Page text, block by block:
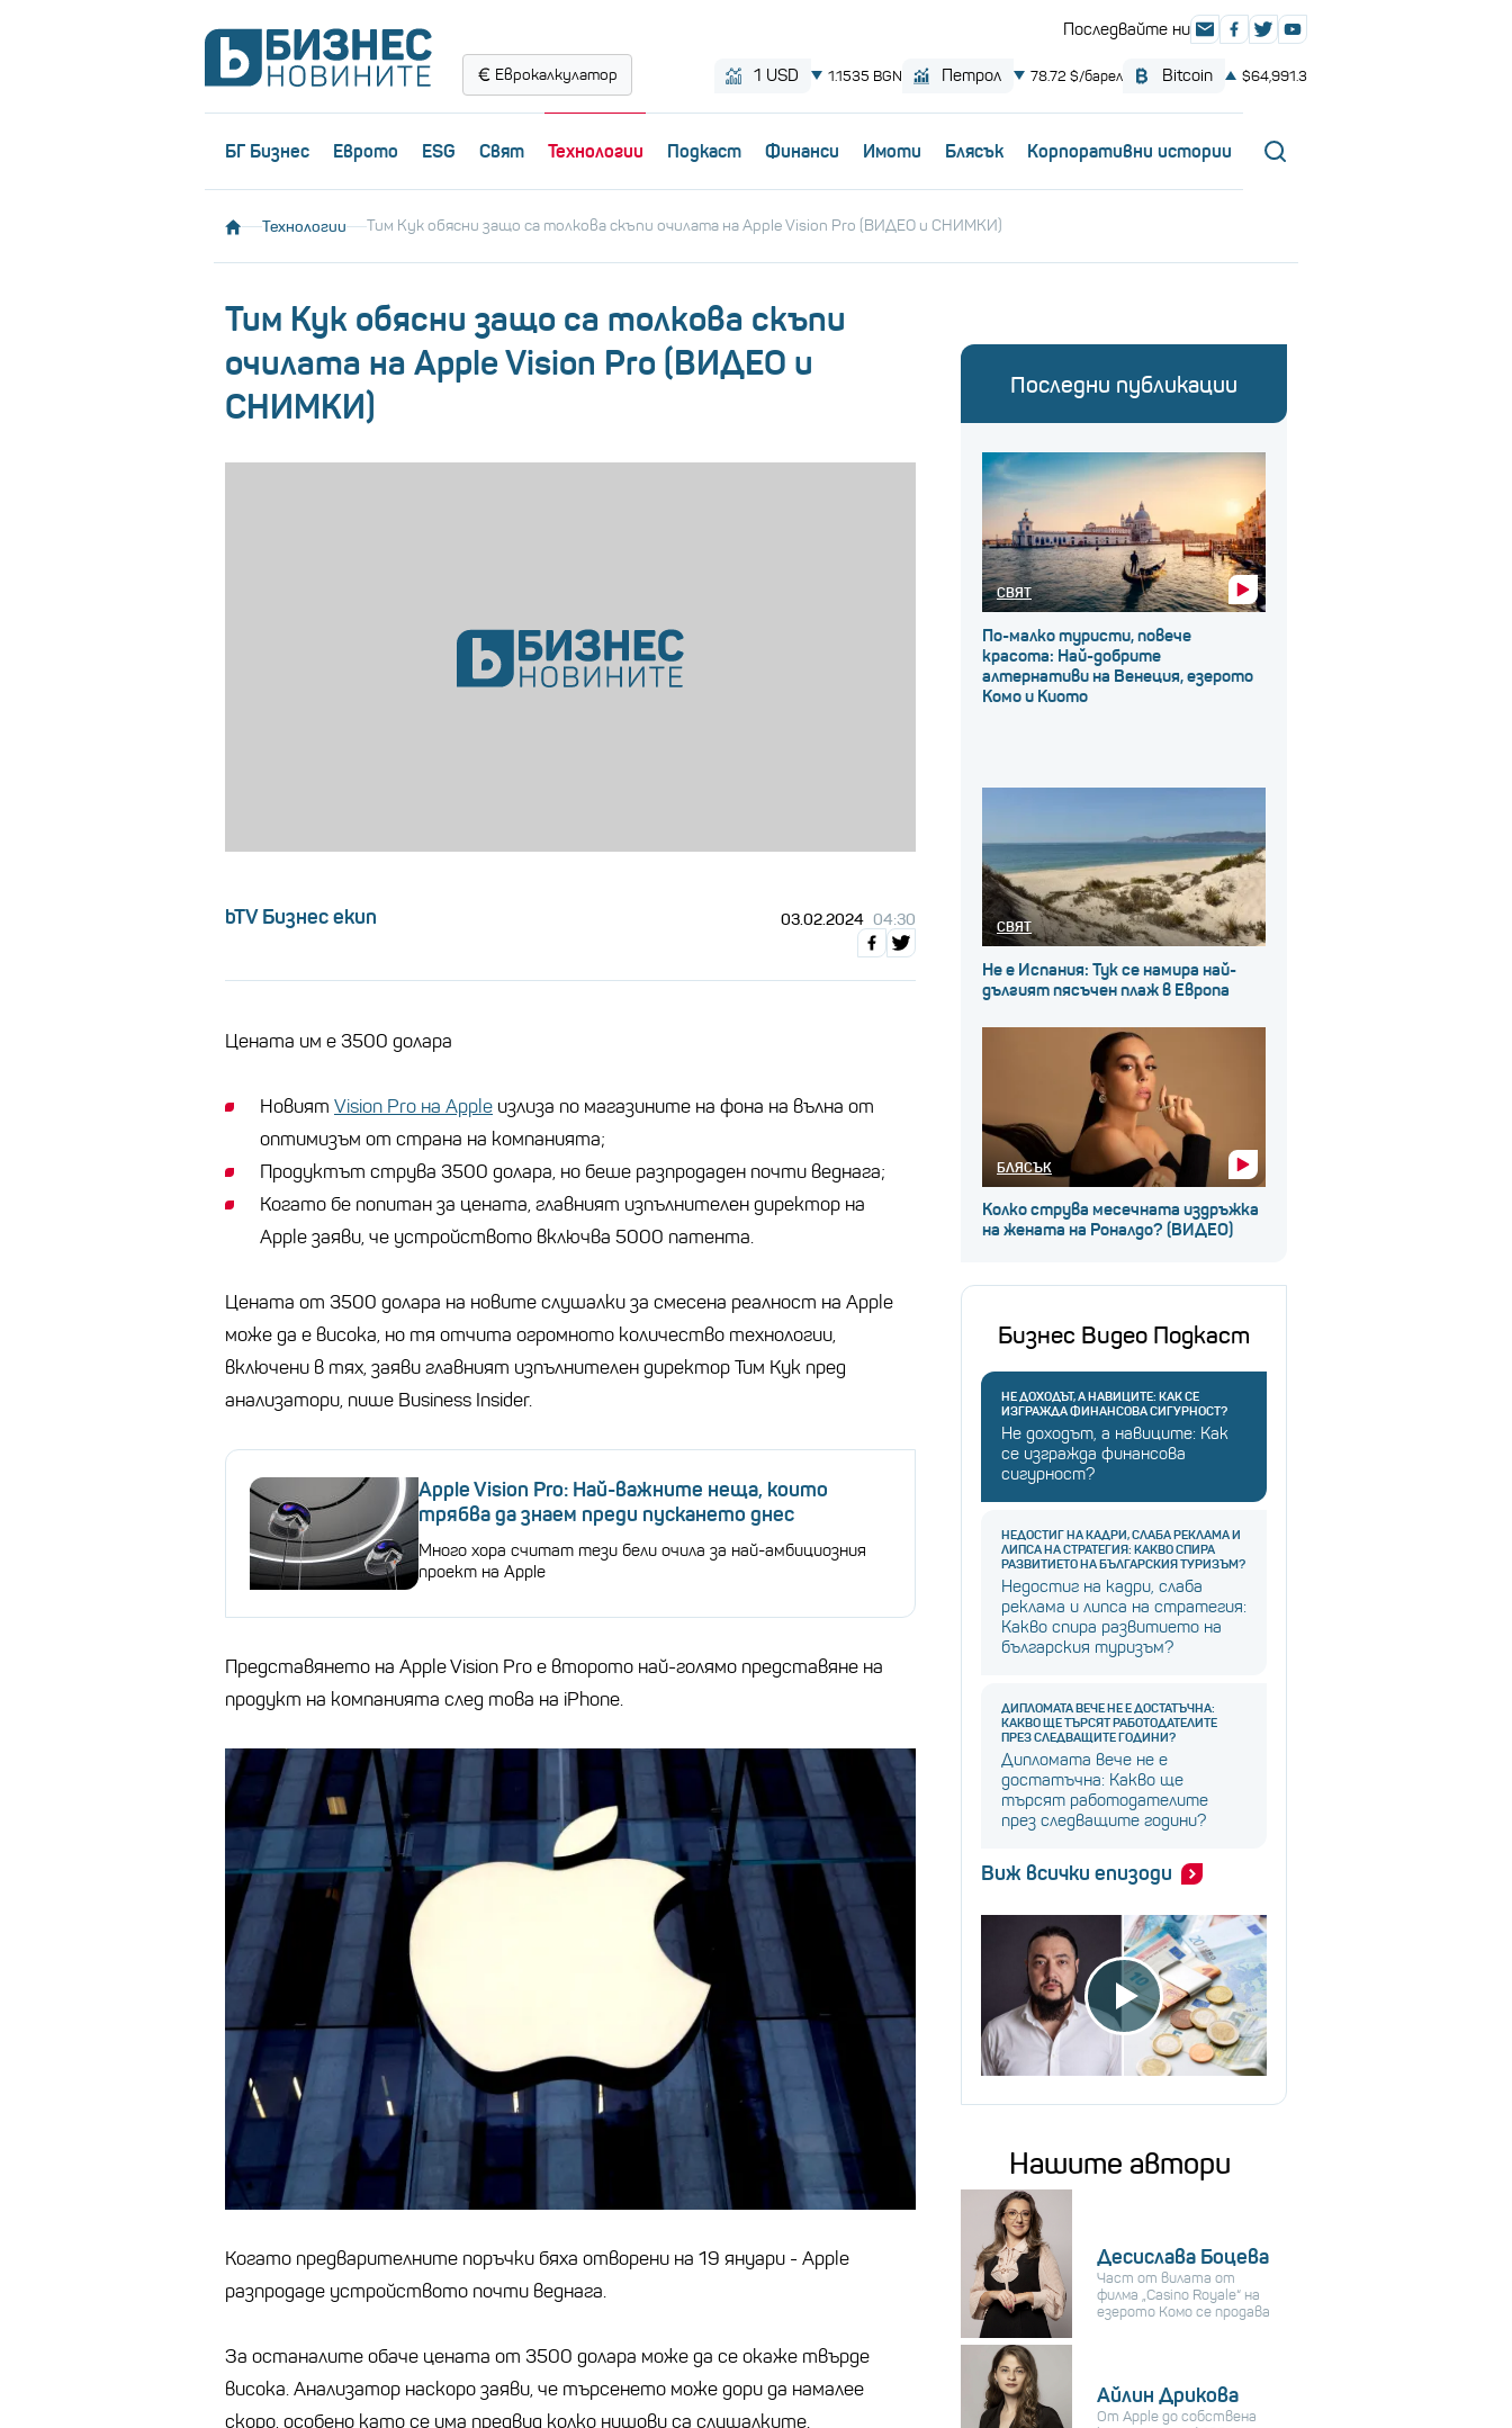
Еврокалкулатор
БГ Бизнес Еврото ESG Свят Технологии Пoдкаст Финанси Имоти Блясък Корпоративни истории
Технологии Тим Кук обясни защо са толкова скъпи очилата на Apple Vision Pro (ВИДЕО и СНИМКИ)
Тим Кук обясни защо са толкова скъпи
очилата на Apple Vision Pro (ВИДЕО и
СНИМКИ)
bTV Бизнес екип 03.02.2024 04:30
Цената им е 3500 долара
Новият Vision Pro на Apple излиза по магазините на фона на вълна от
оптимизъм от страна на компанията;
Продуктът струва 3500 долара, но беше разпродаден почти веднага;
Когато бе попитан за цената, главният изпълнителен директор на
Apple заяви, че устройството включва 5000 патента.
Цената от 3500 долара на новите слушалки за смесена реалност на Apple
може да е висока, но тя отчита огромното количество технологии,
включени в тях, заяви главният изпълнителен директор Тим Кук пред
анализатори, пише Business Insider.
Apple Vision Pro: Най-важните неща, които
трябва да знаем преди пускането днес
Много хора считат тези бели очила за най-амбициозния
проект на Apple
Представянето на Apple Vision Pro е второто най-голямо представяне на
продукт на компанията след това на iPhone.
Kогато предварителните поръчки бяха отворени на 19 януари - Apple
разпродаде устройството почти веднага.
За останалите обаче цената от 3500 долара може да се окаже твърде
висока. Aнализатор наскоро заяви, че търсенето може дори да намалее
скоро, особено като се има предвид колко нишови са слушалките.
Последни публикации
СВЯТ
По-малко туристи, повече
красота: Най-добрите
алтернативи на Венеция, езерото
Комо и Киото
СВЯТ
Не е Испания: Тук се намира най-
дългият пясъчен плаж в Европа
БЛЯСЪК
Колко струва месечната издръжка
на жената на Роналдо? (ВИДЕО)
Бизнес Видео Подкаст
НЕ ДОХОДЪТ, А НАВИЦИТЕ: КАК СЕ
ИЗГРАЖДА ФИНАНСОВА СИГУРНОСТ?
Не доходът, а навиците: Как
се изгражда финансова
сигурност?
НЕДОСТИГ НА КАДРИ, СЛАБА РЕКЛАМА И
ЛИПСА НА СТРАТЕГИЯ: КАКВО СПИРА
РАЗВИТИЕТО НА БЪЛГАРСКИЯ ТУРИЗЪМ?
Недостиг на кадри, слаба
реклама и липса на стратегия:
Какво спира развитието на
българския туризъм?
ДИПЛОМАТА ВЕЧЕ НЕ Е ДОСТАТЪЧНА:
КАКВО ЩЕ ТЪРСЯТ РАБОТОДАТЕЛИТЕ
ПРЕЗ СЛЕДВАЩИТЕ ГОДИНИ?
Дипломата вече не е
достатъчна: Какво ще
търсят работодателите
през следващите години?
Виж всички епизоди
Нашите автори
Десислава Боцева
Част от вилата от
филма „Casino Royale“ на
езерото Комо се продава
Айлин Дрикова
От Apple до собствена